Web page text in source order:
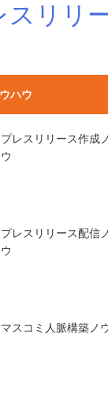
スリリ
ハウ
プレスリリース作成
ウ
プレスリリース配信
ウ
マスコミ人脈構築ノ